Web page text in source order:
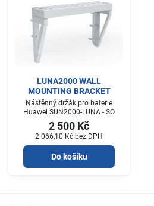
LUNA2000 WALL
MOUNTING BRACKET
Nástěnný držák pro baterie
Huawei SUN2000-LUNA - SO
2 500 Kč
2 066,10 Kč bez DPH
Do košíku